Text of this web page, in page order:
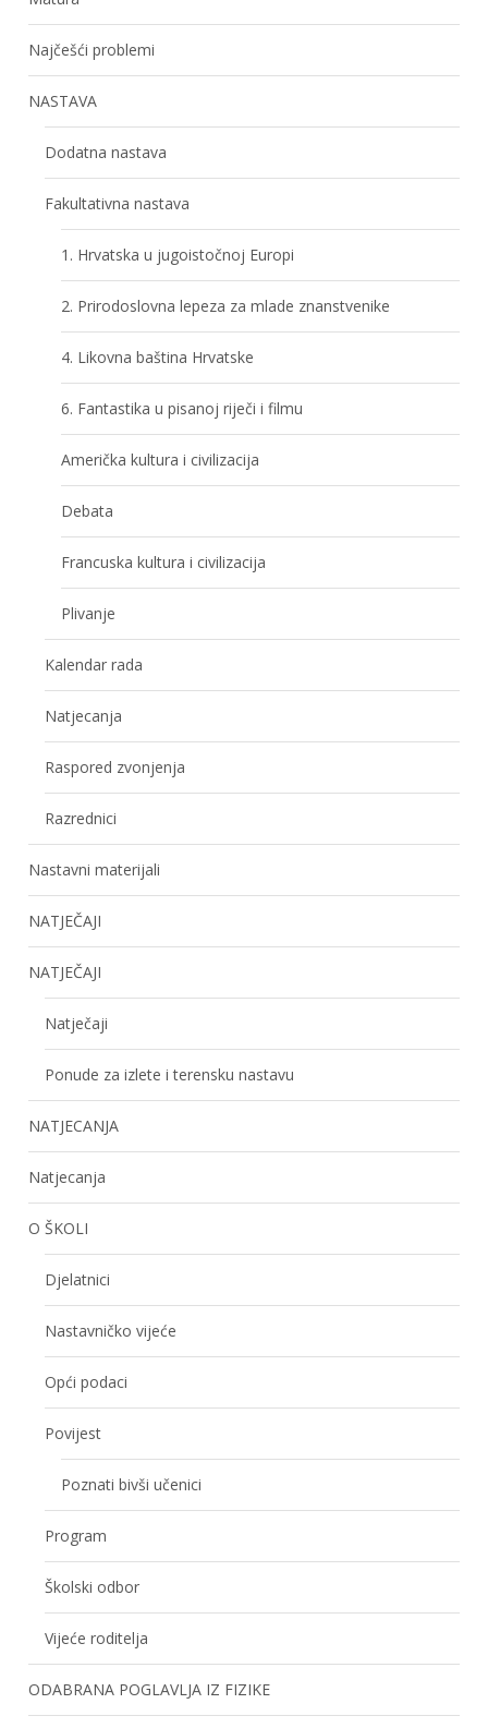
Najčešći problemi
NASTAVA
Dodatna nastava
Fakultativna nastava
1. Hrvatska u jugoistočnoj Europi
2. Prirodoslovna lepeza za mlade znanstvenike
4. Likovna baština Hrvatske
6. Fantastika u pisanoj riječi i filmu
Američka kultura i civilizacija
Debata
Francuska kultura i civilizacija
Plivanje
Kalendar rada
Natjecanja
Raspored zvonjenja
Razrednici
Nastavni materijali
NATJEČAJI
NATJEČAJI
Natječaji
Ponude za izlete i terensku nastavu
NATJECANJA
Natjecanja
O ŠKOLI
Djelatnici
Nastavničko vijeće
Opći podaci
Povijest
Poznati bivši učenici
Program
Školski odbor
Vijeće roditelja
ODABRANA POGLAVLJA IZ FIZIKE